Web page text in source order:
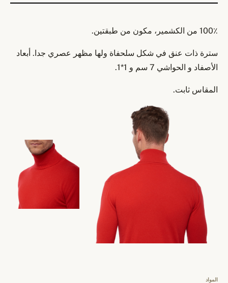
100٪ من الكشمير، مكون من طبقتين.
سترة ذات عنق في شكل سلحفاة ولها مظهر عصري جدا. أبعاد
الأصفاد و الحواشي 7 سم و 1*1.
المقاس ثابت.
المواد